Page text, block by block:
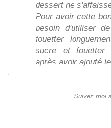
dessert ne
Pour avoir cette
besoin d'utiliser
fouetter
sucre et fouetter
après avoir ajouté
Suivez moi